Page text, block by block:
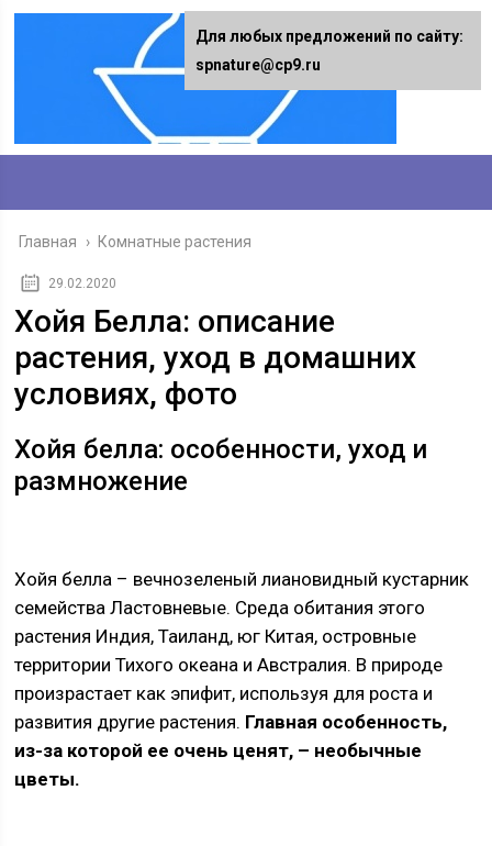
Главная › Комнатные растения
29.02.2020
Хойя Белла: описание
растения, уход в домашних
условиях, фото
Хойя белла: особенности, уход и
размножение
Хойя белла – вечнозеленый лиановидный кустарник
семейства Ластовневые. Среда обитания этого
растения Индия, Таиланд, юг Китая, островные
территории Тихого океана и Австралия. В природе
произрастает как эпифит, используя для роста и
развития другие растения. Главная особенность,
из-за которой ее очень ценят, – необычные
цветы.
Для любых предложений по сайту:
spnature@cp9.ru